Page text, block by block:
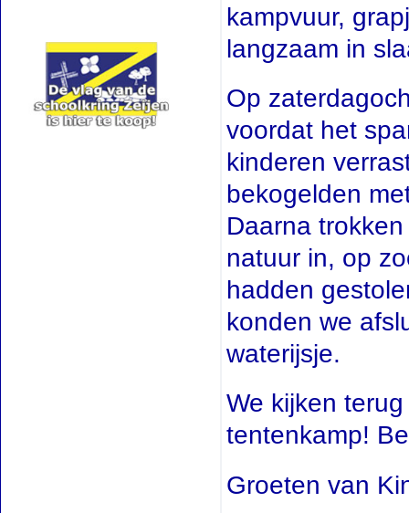
kampvuur,
langzaam in
Op
voordat het
kinderen
bekogelden
Daarna
natuur in, op
hadden
konden we
waterijsje.
We kijken
tentenkamp!
Groeten van